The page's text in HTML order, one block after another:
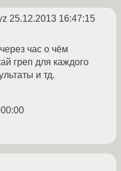
25.12.2013 16:47:15
час о чём
греп для каждого
и тд.